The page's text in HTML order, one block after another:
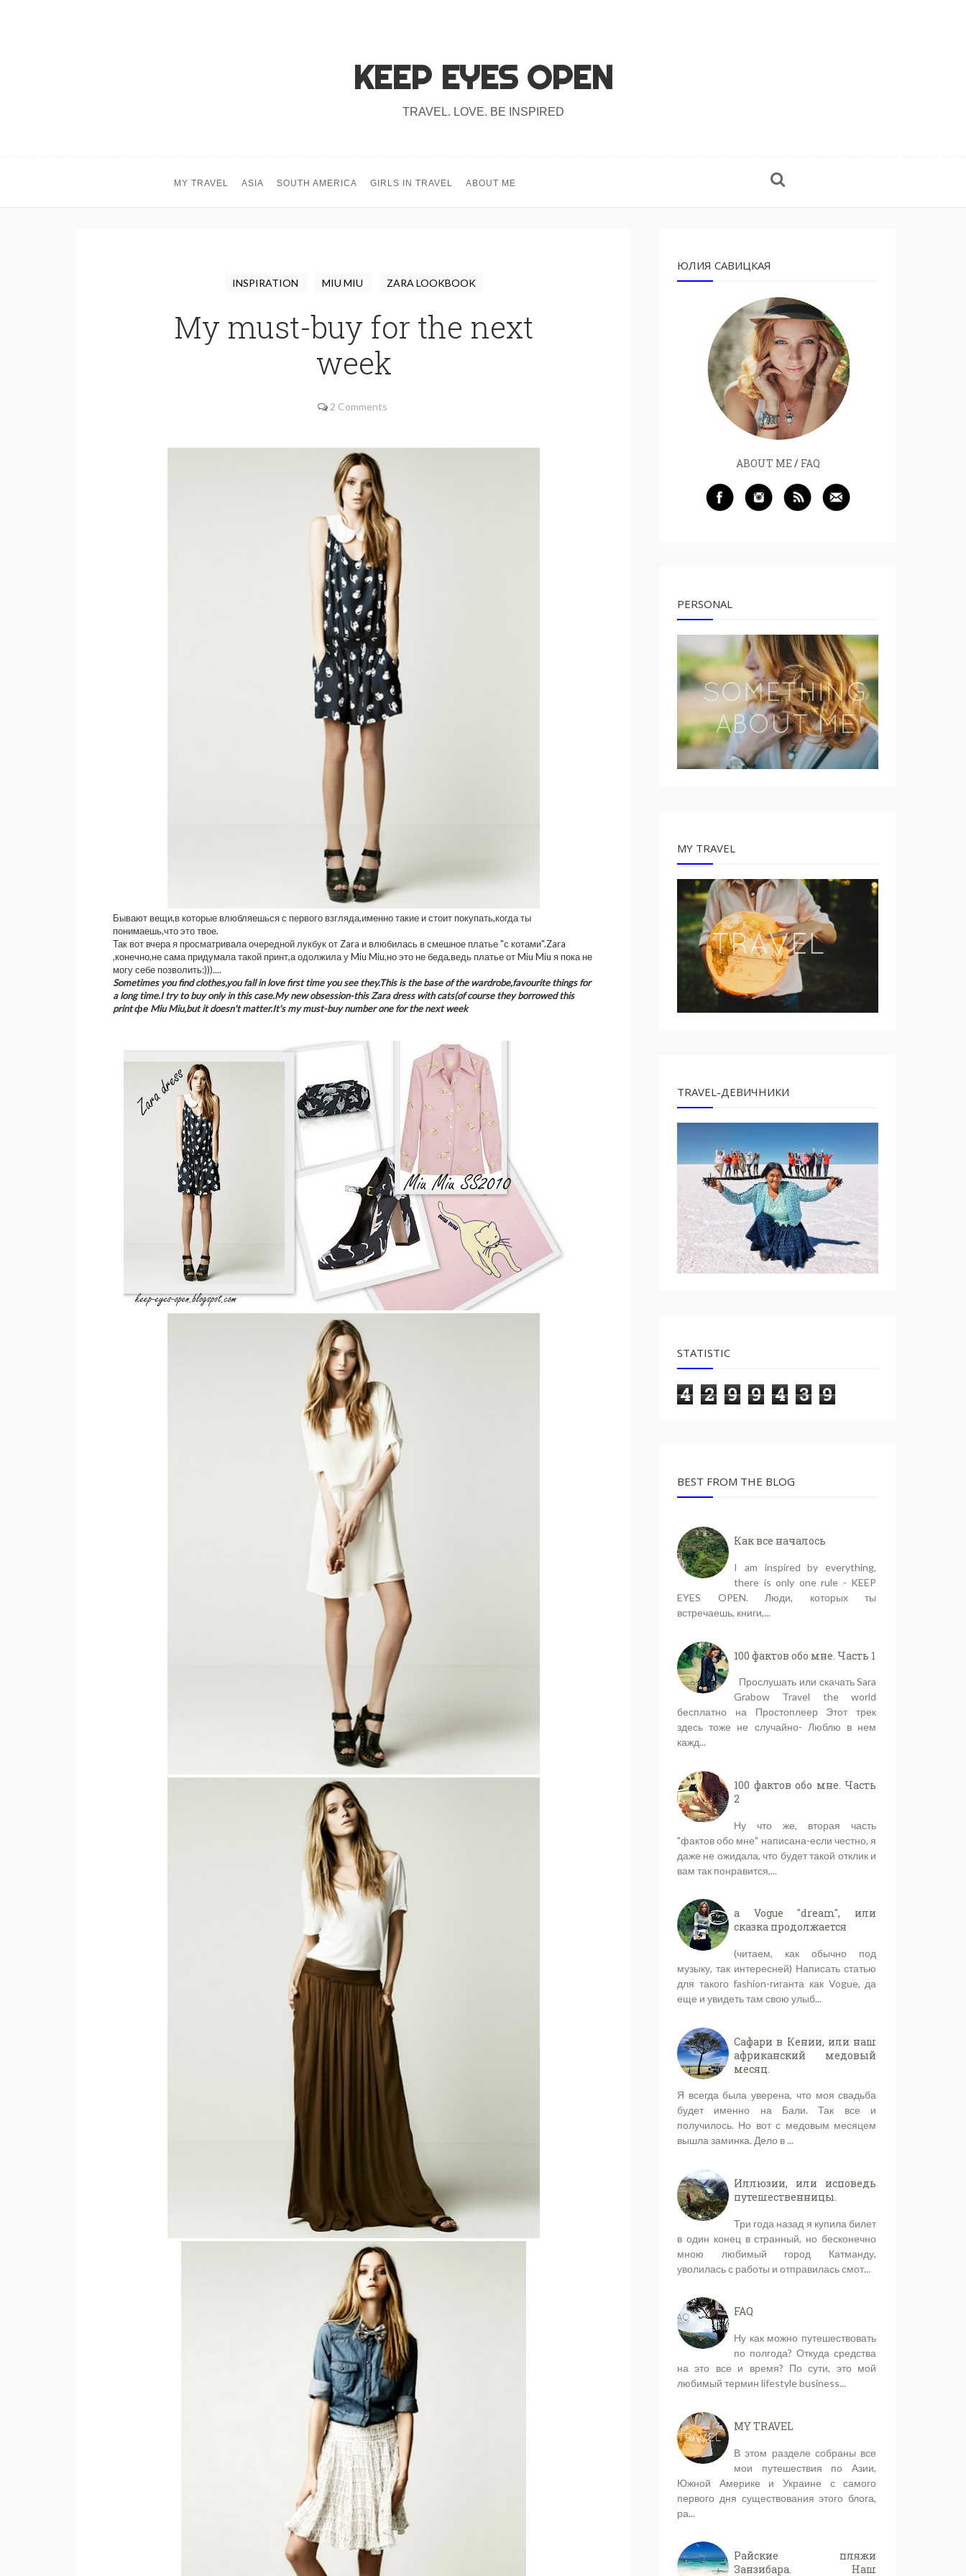
KEEP EYES OPEN
TRAVEL. LOVE. BE INSPIRED
MY TRAVEL ASIA SOUTH AMERICA GIRLS IN TRAVEL ABOUT ME
INSPIRATION MIU MIU ZARA LOOKBOOK
My must-buy for the next
week
2 Comments
Бывают вещи,в которые влюбляешься с первого взгляда,именно такие и стоит покупать,когда ты
понимаешь,что это твое.
Так вот вчера я просматривала очередной лукбук от Zara и влюбилась в смешное платье "с котами".Zara
,конечно,не сама придумала такой принт,а одолжила у Miu Miu,но это не беда,ведь платье от Miu Miu я пока не
могу себе позволить:)))....
Sometimes you find clothes,you fall in love first time you see they.This is the base of the wardrobe,favourite things for
a long time.I try to buy only in this case.My new obsession-this Zara dress with cats(of course they borrowed this
print фе Miu Miu,but it doesn't matter.It's my must-buy number one for the next week
ЮЛИЯ САВИЦКАЯ
ABOUT ME/ FAQ
PERSONAL
MY TRAVEL
TRAVEL-ДЕВИЧНИКИ
STATISTIC
4 2 9 9 4 3 9
BEST FROM THE BLOG
Как все началось
I am inspired by everything,
there is only one rule - KEEP
EYES OPEN. Люди, которых ты
встречаешь, книги,...
100 фактов обо мне. Часть 1
Прослушать или скачать Sara
Grabow Travel the world
бесплатно на Простоплеер Этот трек
здесь тоже не случайно- Люблю в нем
кажд...
100 фактов обо мне. Часть
2
Ну что же, вторая часть
"фактов обо мне" написана-если честно, я
даже не ожидала, что будет такой отклик и
вам так понравится,...
a Vogue "dream", или
сказка продолжается
(читаем, как обычно под
музыку, так интересней) Написать статью
для такого fashion-гиганта как Vogue, да
еще и увидеть там свою улыб...
Сафари в Кении, или наш
африканский медовый
месяц.
Я всегда была уверена, что моя свадьба
будет именно на Бали. Так все и
получилось. Но вот с медовым месяцем
вышла заминка. Дело в ...
Иллюзии, или исповедь
путешественницы.
Три года назад я купила билет
в один конец в странный, но бесконечно
мною любимый город Катманду,
уволилась с работы и отправилась смот...
FAQ
Ну как можно путешествовать
по полгода? Откуда средства
на это все и время? По сути, это мой
любимый термин lifestyle business...
MY TRAVEL
В этом разделе собраны все
мои путешествия по Азии,
Южной Америке и Украине с самого
первого дня существования этого блога,
ра...
Райские пляжи
Занзибара. Наш